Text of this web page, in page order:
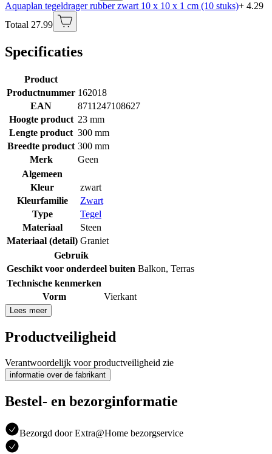
Aquaplan tegeldrager rubber zwart 10 x 10 x 1 cm (10 stuks)+ 4.29
Totaal 27.99
Specificaties
Product
Productnummer 162018
EAN
8711247108627
Hoogte product 23 mm
Lengte product 300 mm
Breedte product 300 mm
Merk
Geen
Algemeen
Kleur
zwart
Kleurfamilie
Zwart
Type
Tegel
Materiaal
Steen
Materiaal (detail) Graniet
Gebruik
Geschikt voor onderdeel buiten Balkon, Terras
Technische kenmerken
Vorm
Vierkant
Lees meer
Productveiligheid
Verantwoordelijk voor productveiligheid zie
informatie over de fabrikant
Bestel- en bezorginformatie
Bezorgd door Extra@Home bezorgservice